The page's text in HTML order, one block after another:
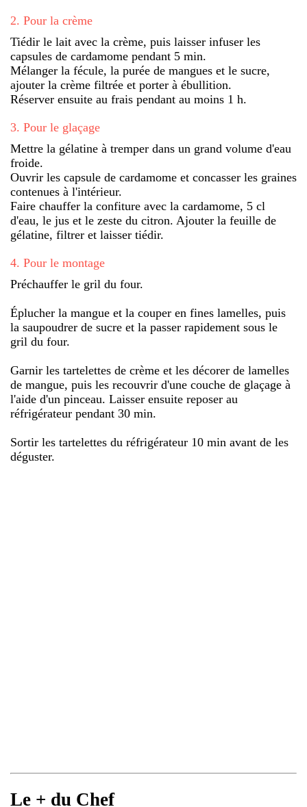
2. Pour la crème
Tiédir le lait avec la crème, puis laisser infuser les
capsules de cardamome pendant 5 min.
Mélanger la fécule, la purée de mangues et le sucre,
ajouter la crème filtrée et porter à ébullition.
Réserver ensuite au frais pendant au moins 1 h.
3. Pour le glaçage
Mettre la gélatine à tremper dans un grand volume d'eau
froide.
Ouvrir les capsule de cardamome et concasser les graines
contenues à l'intérieur.
Faire chauffer la confiture avec la cardamome, 5 cl
d'eau, le jus et le zeste du citron. Ajouter la feuille de
gélatine, filtrer et laisser tiédir.
4. Pour le montage
Préchauffer le gril du four.
Éplucher la mangue et la couper en fines lamelles, puis
la saupoudrer de sucre et la passer rapidement sous le
gril du four.
Garnir les tartelettes de crème et les décorer de lamelles
de mangue, puis les recouvrir d'une couche de glaçage à
l'aide d'un pinceau. Laisser ensuite reposer au
réfrigérateur pendant 30 min.
Sortir les tartelettes du réfrigérateur 10 min avant de les
déguster.
Le + du Chef